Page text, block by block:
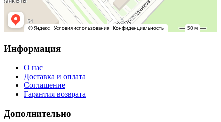
Информация
О нас
Доставка и оплата
Соглашение
Гарантия возврата
Дополнительно